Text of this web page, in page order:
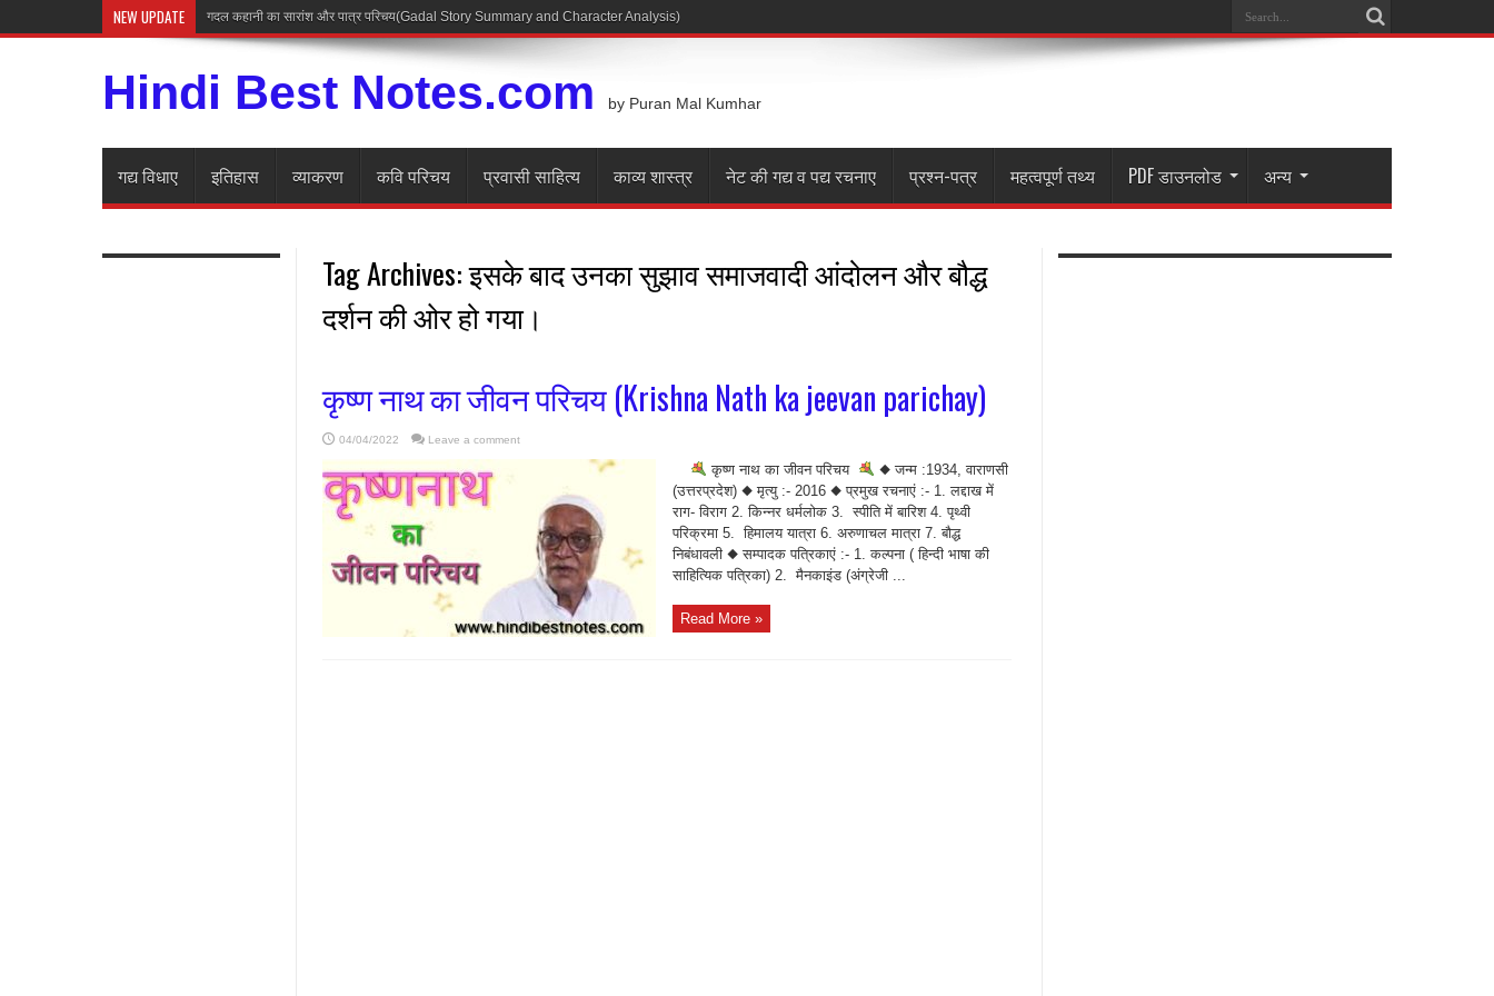
NEW UPDATE गदल कहानी का सारांश और पात्र परिचय(Gadal Story Summary and Character Analysis)
Hindi Best Notes.com by Puran Mal Kumhar
गद्य विधाए इतिहास व्याकरण कवि परिचय प्रवासी साहित्य काव्य शास्त्र नेट की गद्य व पद्य रचनाए प्रश्न-पत्र महत्वपूर्ण तथ्य PDF डाउनलोड अन्य
Tag Archives:इसके बाद उनका सुझाव समाजवादी आंदोलन और बौद्ध
दर्शन की ओर हो गया।
कृष्ण नाथ का जीवन परिचय (Krishna Nath ka jeevan parichay)
04/04/2022 Leave a comment
कृष्ण नाथ का जीवन परिचय
◆ जन्म :1934, वाराणसी
(उत्तरप्रदेश) ◆ मृत्यु :- 2016 ◆ प्रमुख रचनाएं :- 1. लद्दाख में
राग- विराग 2. किन्नर धर्मलोक 3. स्पीति में बारिश 4. पृथ्वी
परिक्रमा 5. हिमालय यात्रा 6. अरुणाचल मात्रा 7. बौद्ध
निबंधावली ◆ सम्पादक पत्रिकाएं :- 1. कल्पना ( हिन्दी भाषा की
साहित्यिक पत्रिका) 2. मैनकाइंड (अंग्रेजी ...
Read More »